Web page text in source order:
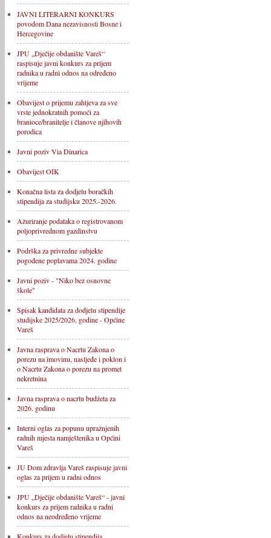
JAVNI LITERARNI KONKURS
povodom Dana nezavisnosti Bosne i
Hercegovine
JPU „Dječije obdanište Vareš“
raspisuje javni konkurs za prijem
radnika u radni odnos na određeno
vrijeme
Obavijest o prijemu zahtjeva za sve
vrste jednokratnih pomoći za
branioce/branitelje i članove njihovih
porodica
Javni poziv Via Dinarica
Obavijest OIK
Konačna lista za dodjelu boračkih
stipendija za studijsku 2025.-2026.
Ažuriranje podataka o registrovanom
poljoprivrednom gazdinstvu
Podrška za privredne subjekte
pogođene poplavama 2024. godine
Javni poziv - "Niko bez osnovne
škole"
Spisak kandidata za dodjelu stipendije
studijske 2025/2026. godine - Općine
Vareš
Javna rasprava o Nacrtu Zakona o
porezu na imovinu, nasljeđe i poklon i
o Nacrtu Zakona o porezu na promet
nekretnina
Javna rasprava o nacrtu budžeta za
2026. godinu
Interni oglas za popunu upražnjenih
radnih mjesta namještenika u Općini
Vareš
JU Dom zdravlja Vareš raspisuje javni
oglas za prijem u radni odnos
JPU „Dječije obdanište Vareš“ - javni
konkurs za prijem radnika u radni
odnos na neodređeno vrijeme